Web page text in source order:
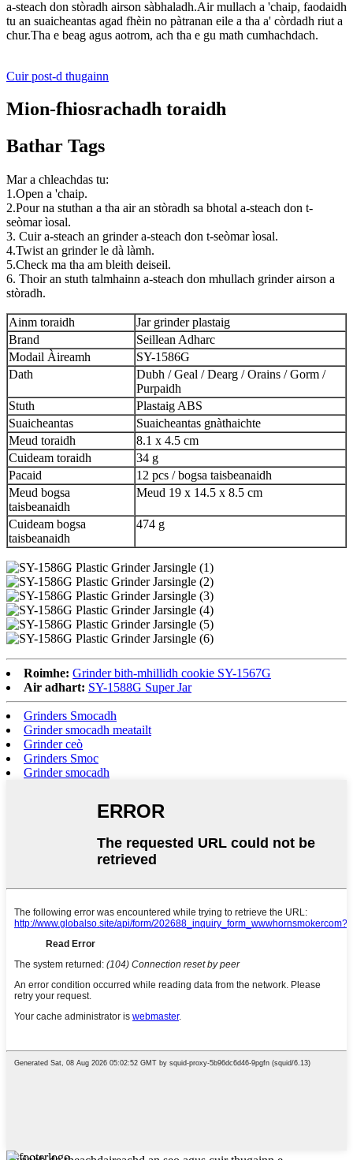
a-steach don stòradh airson sàbhaladh.Air mullach a 'chaip, faodaidh
tu an suaicheantas agad fhèin no pàtranan eile a tha a' còrdadh riut a
chur.Tha e beag agus aotrom, ach tha e gu math cumhachdach.
Cuir post-d thugainn
Mion-fhiosrachadh toraidh
Bathar Tags
Mar a chleachdas tu:
1.Open a 'chaip.
2.Pour na stuthan a tha air an stòradh sa bhotal a-steach don t-
seòmar ìosal.
3. Cuir a-steach an grinder a-steach don t-seòmar ìosal.
4.Twist an grinder le dà làmh.
5.Check ma tha am bleith deiseil.
6. Thoir an stuth talmhainn a-steach don mhullach grinder airson a
stòradh.
Ainm toraidh
Jar grinder plastaig
Brand
Seillean Adharc
Modail Àireamh
SY-1586G
Dath
Dubh / Geal / Dearg / Orains / Gorm /
Purpaidh
Stuth
Plastaig ABS
Suaicheantas
Suaicheantas gnàthaichte
Meud toraidh
8.1 x 4.5 cm
Cuideam toraidh
34 g
Pacaid
12 pcs / bogsa taisbeanaidh
Meud bogsa
taisbeanaidh
Meud 19 x 14.5 x 8.5 cm
Cuideam bogsa
taisbeanaidh
474 g
Roimhe: Grinder bith-mhillidh cookie SY-1567G
Air adhart: SY-1588G Super Jar
Grinders Smocadh
Grinder smocadh meatailt
Grinder ceò
Grinders Smoc
Grinder smocadh